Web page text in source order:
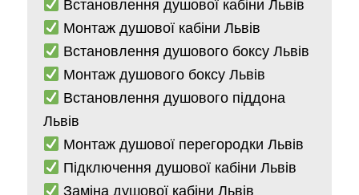
Монтаж душової кабіни Львів
Встановлення душового боксу Львів
Монтаж душового боксу Львів
Встановлення душового піддона
Львів
Монтаж душової перегородки Львів
Підключення душової кабіни Львів
Заміна душової кабіни Львів